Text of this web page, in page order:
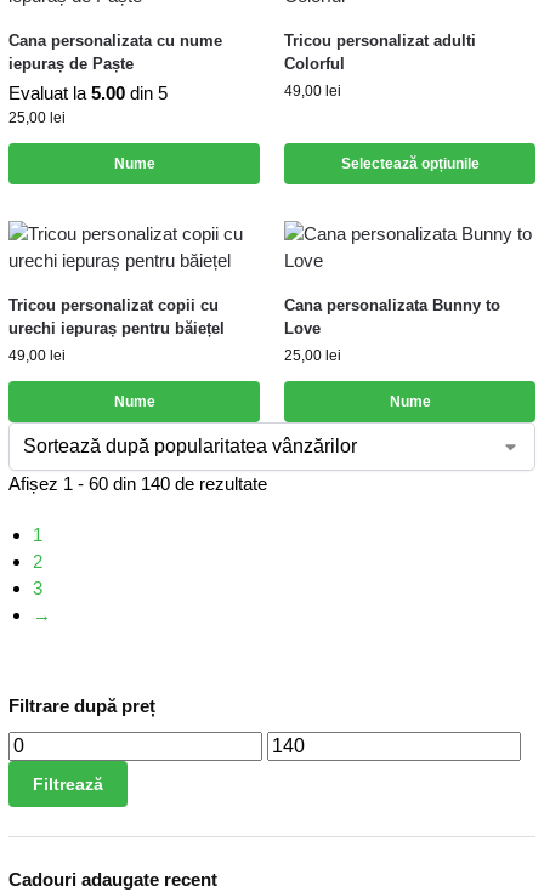
Cana personalizata cu nume
iepuraș de Paște
Evaluat la 5.00 din 5
25,00 lei
Nume
Tricou personalizat adulti
Colorful
49,00 lei
Selectează opțiunile
Tricou personalizat copii cu
urechi iepuraș pentru băiețel
49,00 lei
Nume
Cana personalizata Bunny to
Love
25,00 lei
Nume
Afișez 1 - 60 din 140 de rezultate
1
2
3
→
Filtrare după preț
Filtrează
Cadouri adaugate recent